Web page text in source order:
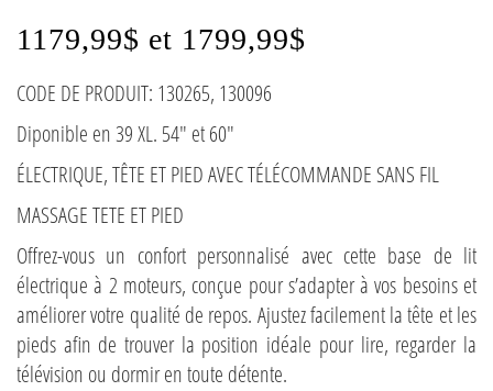
1179,99$ et 1799,99$
CODE DE PRODUIT: 130265, 130096
Diponible en 39 XL. 54" et 60"
ÉLECTRIQUE, TÊTE ET PIED AVEC TÉLÉCOMMANDE SANS FIL
MASSAGE TETE ET PIED
Offrez-vous un confort personnalisé avec cette base de lit
électrique à 2 moteurs, conçue pour s’adapter à vos besoins et
améliorer votre qualité de repos. Ajustez facilement la tête et les
pieds afin de trouver la position idéale pour lire, regarder la
télévision ou dormir en toute détente.